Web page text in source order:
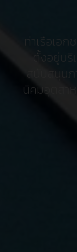
ท่าเรือเ
ของประ
ให้การสนับ
ฉบัง, นิคม
ท่าเรือเอ
ตั้งอยู่บริ
สนับสนุนภ
นิคมอุตสา